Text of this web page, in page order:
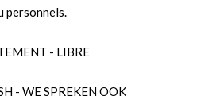
personnels.
- LIBRE
- WE SPREKEN OOK